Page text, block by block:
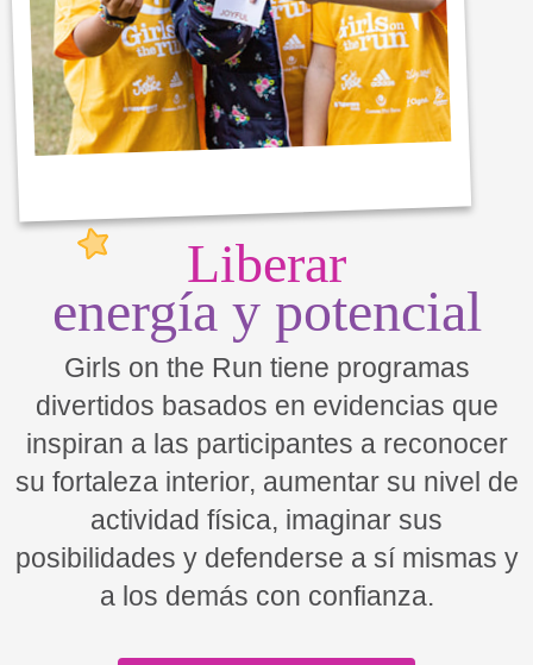
Liberar
energía y potencial
Girls on the Run tiene programas
divertidos basados en evidencias que
inspiran a las participantes a reconocer
su fortaleza interior, aumentar su nivel de
actividad física, imaginar sus
posibilidades y defenderse a sí mismas y
a los demás con confianza.